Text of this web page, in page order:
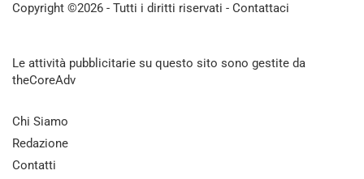
Copyright ©2026 - Tutti i diritti riservati - Contattaci
Le attività pubblicitarie su questo sito sono gestite da
theCoreAdv
Chi Siamo
Redazione
Contatti